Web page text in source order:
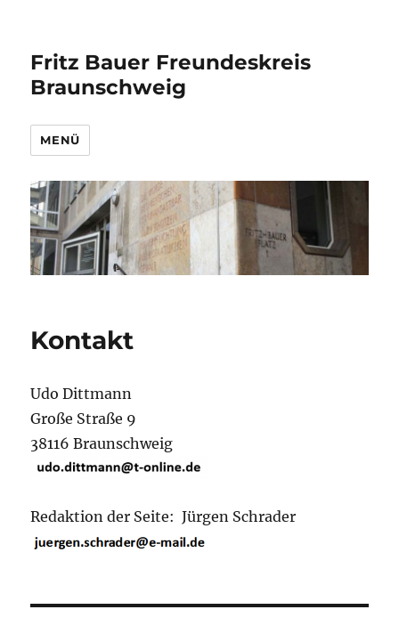
Fritz Bauer Freundeskreis
Braunschweig
MENÜ
Kontakt
Udo Dittmann
Große Straße 9
38116 Braunschweig
Redaktion der Seite: Jürgen Schrader